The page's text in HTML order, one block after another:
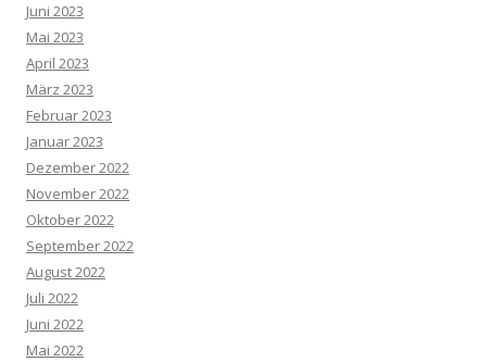
Juni 2023
Mai 2023
April 2023
März 2023
Februar 2023
Januar 2023
Dezember 2022
November 2022
Oktober 2022
September 2022
August 2022
Juli 2022
Juni 2022
Mai 2022